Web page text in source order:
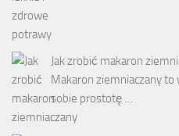
Jak zrobić makaron
Makaron ziemniaczany to
sobie prostotę …